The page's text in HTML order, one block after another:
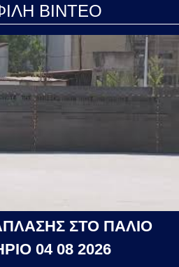
ΒΙΝΤΕΟ
ΣΤΟ ΠΑΛΙΟ
04 08 2026